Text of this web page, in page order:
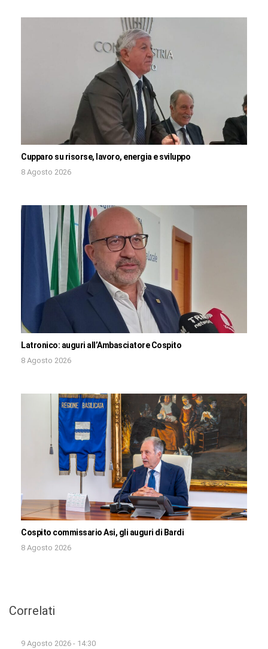
Cupparo su risorse, lavoro, energia e sviluppo
8 Agosto 2026
Latronico: auguri all’Ambasciatore Cospito
8 Agosto 2026
Cospito commissario Asi, gli auguri di Bardi
8 Agosto 2026
Correlati
9 Agosto 2026 - 14:30